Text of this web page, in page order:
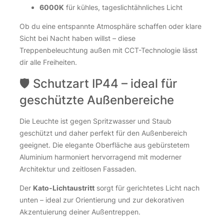
6000K für kühles, tageslichtähnliches Licht
Ob du eine entspannte Atmosphäre schaffen oder klare
Sicht bei Nacht haben willst – diese
Treppenbeleuchtung außen mit CCT-Technologie lässt
dir alle Freiheiten.
🛡️ Schutzart IP44 – ideal für
geschützte Außenbereiche
Die Leuchte ist gegen Spritzwasser und Staub
geschützt und daher perfekt für den Außenbereich
geeignet. Die elegante Oberfläche aus gebürstetem
Aluminium harmoniert hervorragend mit moderner
Architektur und zeitlosen Fassaden.
Der Kato-Lichtaustritt sorgt für gerichtetes Licht nach
unten – ideal zur Orientierung und zur dekorativen
Akzentuierung deiner Außentreppen.